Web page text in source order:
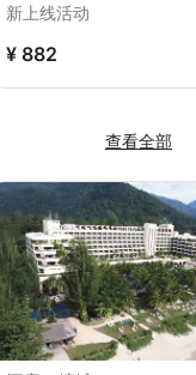
新上线活动
¥ 882
查看全部